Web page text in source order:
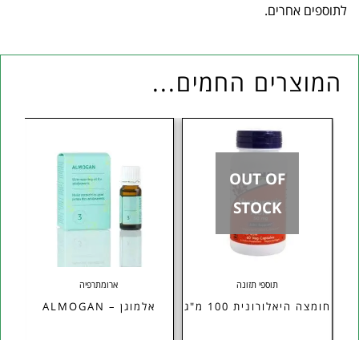
לתוספים אחרים.
המוצרים החמים...
OUT OF
STOCK
תוספי תזונה
חומצה היאלורונית 100 מ"ג
ארומתרפיה
אלמוגן – ALMOGAN